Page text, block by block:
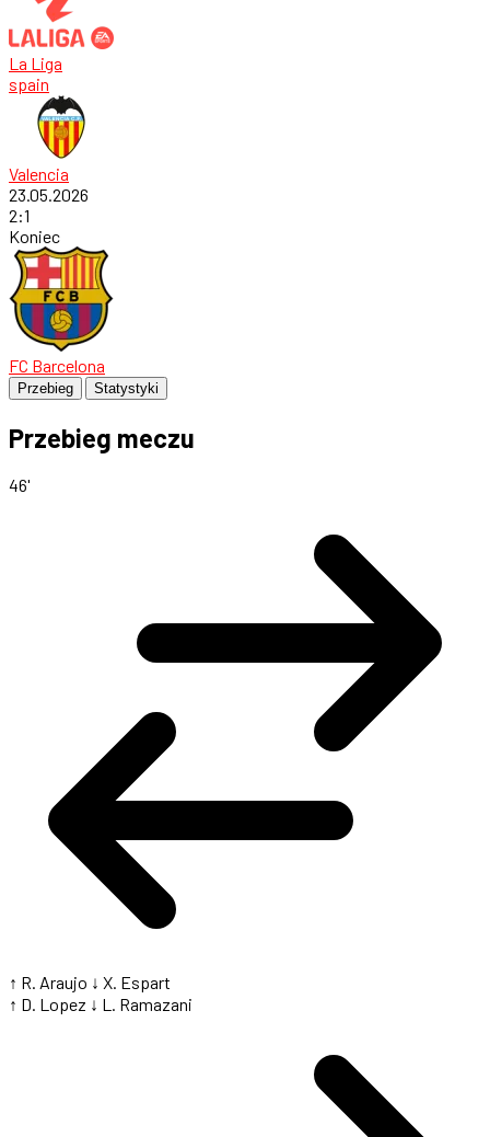
La Liga
spain
Valencia
23.05.2026
2:1
Koniec
FC Barcelona
Przebieg Statystyki
Przebieg meczu
46'
↑ R. Araujo ↓ X. Espart
↑ D. Lopez ↓ L. Ramazani